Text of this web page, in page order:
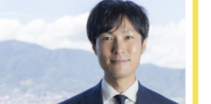
工事営業職の仕事内容は・・・＞
場施工の工事計画の受注業務
算、見積作成、現場打合せ、作業
示、現場管理、請求
入金確認等の現場工事に関する一連